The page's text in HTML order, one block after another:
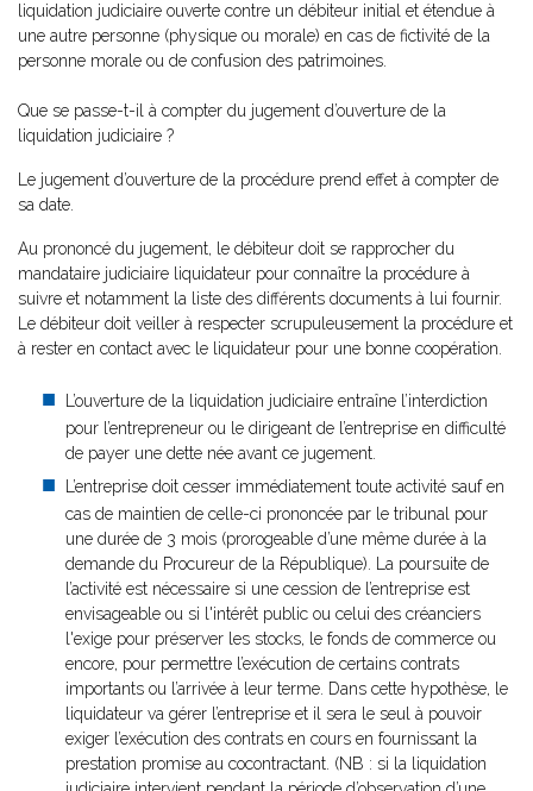
liquidation judiciaire ouverte contre un débiteur initial et étendue à
une autre personne (physique ou morale) en cas de fictivité de la
personne morale ou de confusion des patrimoines.
Que se passe-t-il à compter du jugement d’ouverture de la
liquidation judiciaire ?
Le jugement d’ouverture de la procédure prend effet à compter de
sa date.
Au prononcé du jugement, le débiteur doit se rapprocher du
mandataire judiciaire liquidateur pour connaître la procédure à
suivre et notamment la liste des différents documents à lui fournir.
Le débiteur doit veiller à respecter scrupuleusement la procédure et
à rester en contact avec le liquidateur pour une bonne coopération.
L’ouverture de la liquidation judiciaire entraîne l’interdiction
pour l’entrepreneur ou le dirigeant de l’entreprise en difficulté
de payer une dette née avant ce jugement.
L’entreprise doit cesser immédiatement toute activité sauf en
cas de maintien de celle-ci prononcée par le tribunal pour
une durée de 3 mois (prorogeable d’une même durée à la
demande du Procureur de la République). La poursuite de
l’activité est nécessaire si une cession de l’entreprise est
envisageable ou si l'intérêt public ou celui des créanciers
l'exige pour préserver les stocks, le fonds de commerce ou
encore, pour permettre l’exécution de certains contrats
importants ou l’arrivée à leur terme. Dans cette hypothèse, le
liquidateur va gérer l’entreprise et il sera le seul à pouvoir
exiger l’exécution des contrats en cours en fournissant la
prestation promise au cocontractant. (NB : si la liquidation